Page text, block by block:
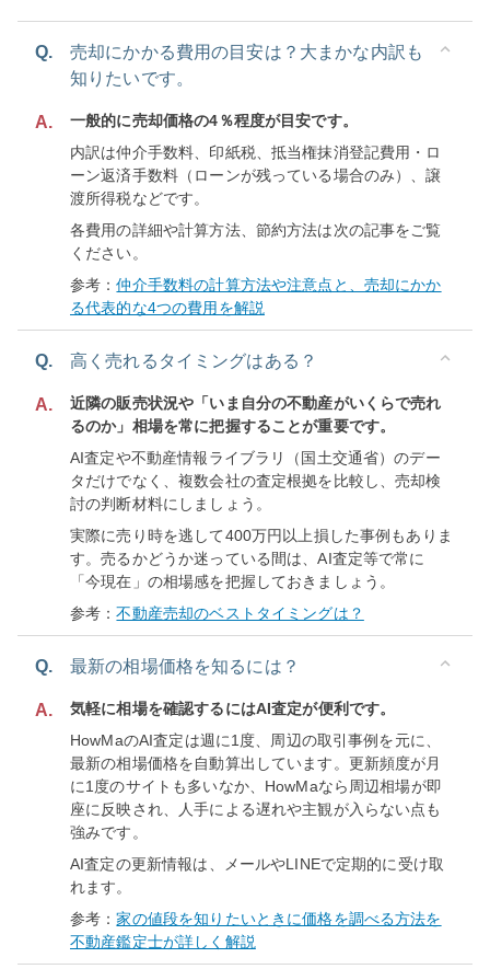
Q.
売却にかかる費用の目安は？大まかな内訳も
知りたいです。
A.
一般的に売却価格の4％程度が目安です。
内訳は仲介手数料、印紙税、抵当権抹消登記費用・ロ
ーン返済手数料（ローンが残っている場合のみ）、譲
渡所得税などです。
各費用の詳細や計算方法、節約方法は次の記事をご覧
ください。
参考：仲介手数料の計算方法や注意点と、売却にかか
る代表的な4つの費用を解説
Q. 高く売れるタイミングはある？
A.
近隣の販売状況や「いま自分の不動産がいくらで売れ
るのか」相場を常に把握することが重要です。
AI査定や不動産情報ライブラリ（国土交通省）のデー
タだけでなく、複数会社の査定根拠を比較し、売却検
討の判断材料にしましょう。
実際に売り時を逃して400万円以上損した事例もありま
す。売るかどうか迷っている間は、AI査定等で常に
「今現在」の相場感を把握しておきましょう。
参考：不動産売却のベストタイミングは？
Q. 最新の相場価格を知るには？
A.
気軽に相場を確認するにはAI査定が便利です。
HowMaのAI査定は週に1度、周辺の取引事例を元に、
最新の相場価格を自動算出しています。更新頻度が月
に1度のサイトも多いなか、HowMaなら周辺相場が即
座に反映され、人手による遅れや主観が入らない点も
強みです。
AI査定の更新情報は、メールやLINEで定期的に受け取
れます。
参考：家の値段を知りたいときに価格を調べる方法を
不動産鑑定士が詳しく解説